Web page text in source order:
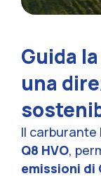
Guida
una
Il carburante
Q8 HVO,
emissioni di